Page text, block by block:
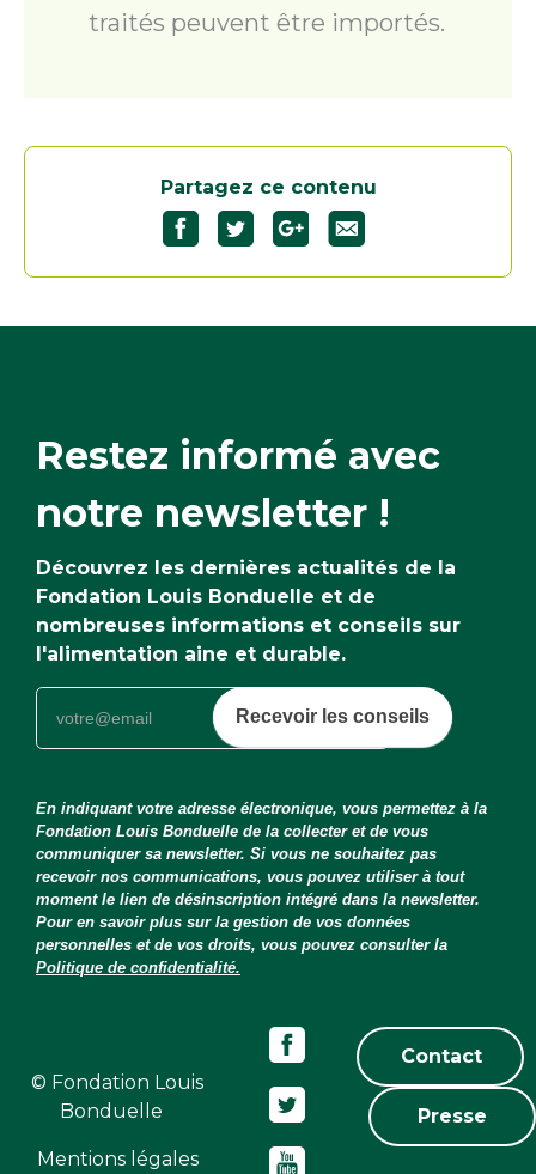
traités peuvent être importés.
Partagez ce contenu
PartagezPartagezPartagez
Restez informé avec
notre newsletter !
Découvrez les dernières actualités de la
Fondation Louis Bonduelle et de
nombreuses informations et conseils sur
l'alimentation aine et durable.
Recevoir les conseils
En indiquant votre adresse électronique, vous permettez à la
Fondation Louis Bonduelle de la collecter et de vous
communiquer sa newsletter. Si vous ne souhaitez pas
recevoir nos communications, vous pouvez utiliser à tout
moment le lien de désinscription intégré dans la newsletter.
Pour en savoir plus sur la gestion de vos données
personnelles et de vos droits, vous pouvez consulter la
Politique de confidentialité.
© Fondation Louis
Bonduelle
Mentions légales
Contact
Presse